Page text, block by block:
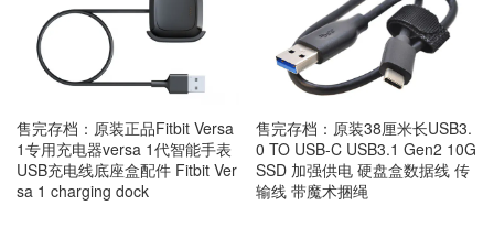
售完存档：原装正品Fitbit Versa
1专用充电器versa 1代智能手表
USB充电线底座盒配件 Fitbit Ver
sa 1 charging dock
售完存档：原装38厘米长USB3.
0 TO USB-C USB3.1 Gen2 10G
SSD 加强供电 硬盘盒数据线 传
输线 带魔术捆绳